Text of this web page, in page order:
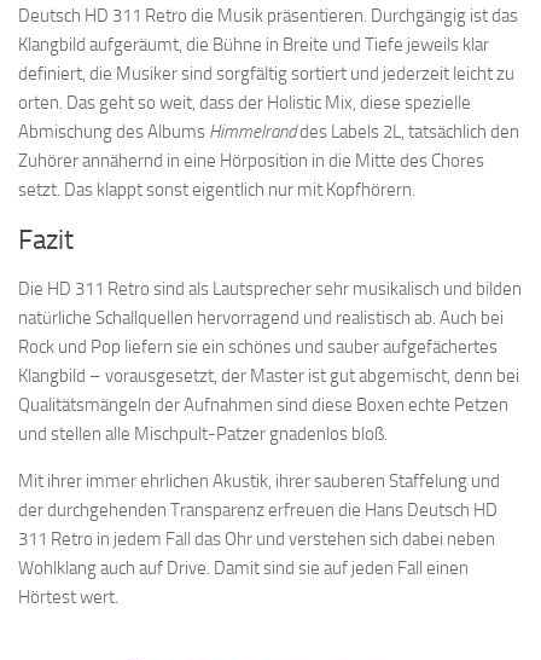
Deutsch HD 311 Retro die Musik präsentieren. Durchgängig ist das
Klangbild aufgeräumt, die Bühne in Breite und Tiefe jeweils klar
definiert, die Musiker sind sorgfältig sortiert und jederzeit leicht zu
orten. Das geht so weit, dass der Holistic Mix, diese spezielle
Abmischung des Albums Himmelranddes Labels 2L, tatsächlich den
Zuhörer annähernd in eine Hörposition in die Mitte des Chores
setzt. Das klappt sonst eigentlich nur mit Kopfhörern.
Fazit
Die HD 311 Retro sind als Lautsprecher sehr musikalisch und bilden
natürliche Schallquellen hervorragend und realistisch ab. Auch bei
Rock und Pop liefern sie ein schönes und sauber aufgefächertes
Klangbild – vorausgesetzt, der Master ist gut abgemischt, denn bei
Qualitätsmängeln der Aufnahmen sind diese Boxen echte Petzen
und stellen alle Mischpult-Patzer gnadenlos bloß.
Mit ihrer immer ehrlichen Akustik, ihrer sauberen Staffelung und
der durchgehenden Transparenz erfreuen die Hans Deutsch HD
311 Retro in jedem Fall das Ohr und verstehen sich dabei neben
Wohlklang auch auf Drive. Damit sind sie auf jeden Fall einen
Hörtest wert.